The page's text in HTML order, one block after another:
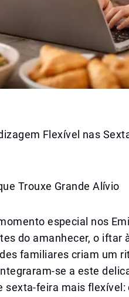
Flexível nas
Trouxe Grande Alívio
especial nos
do amanhecer, o iftar
familiares criam um
se a este
sexta-feira mais flexível: